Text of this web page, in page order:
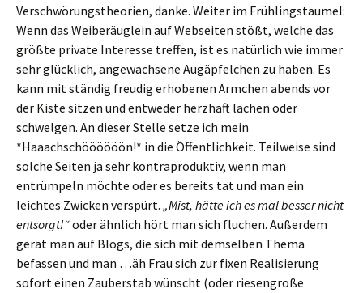
Verschwörungstheorien, danke. Weiter im Frühlingstaumel:
Wenn das Weiberäuglein auf Webseiten stößt, welche das
größte private Interesse treffen, ist es natürlich wie immer
sehr glücklich, angewachsene Augäpfelchen zu haben. Es
kann mit ständig freudig erhobenen Ärmchen abends vor
der Kiste sitzen und entweder herzhaft lachen oder
schwelgen. An dieser Stelle setze ich mein
*Haaachschöööööön!* in die Öffentlichkeit. Teilweise sind
solche Seiten ja sehr kontraproduktiv, wenn man
entrümpeln möchte oder es bereits tat und man ein
leichtes Zwicken verspürt. „Mist, hätte ich es mal besser nicht
entsorgt!“oder ähnlich hört man sich fluchen. Außerdem
gerät man auf Blogs, die sich mit demselben Thema
befassen und man …äh Frau sich zur fixen Realisierung
sofort einen Zauberstab wünscht (oder riesengroße